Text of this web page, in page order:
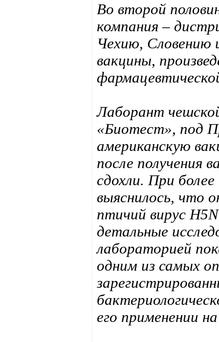
Во второй
компания –
Чехию, Словению
вакцины,
Лаборант
«Биотест», под
американскую
после получения
сдохли. При
выяснилось, что
птичий вирус
детальные
лабораторией
одним из самых
его применении